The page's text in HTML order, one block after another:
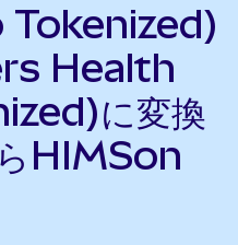
Health
に変換
HIMSon